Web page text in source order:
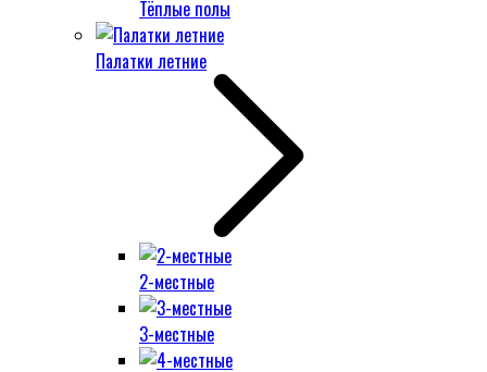
Тёплые полы
Палатки летние
2-местные
3-местные